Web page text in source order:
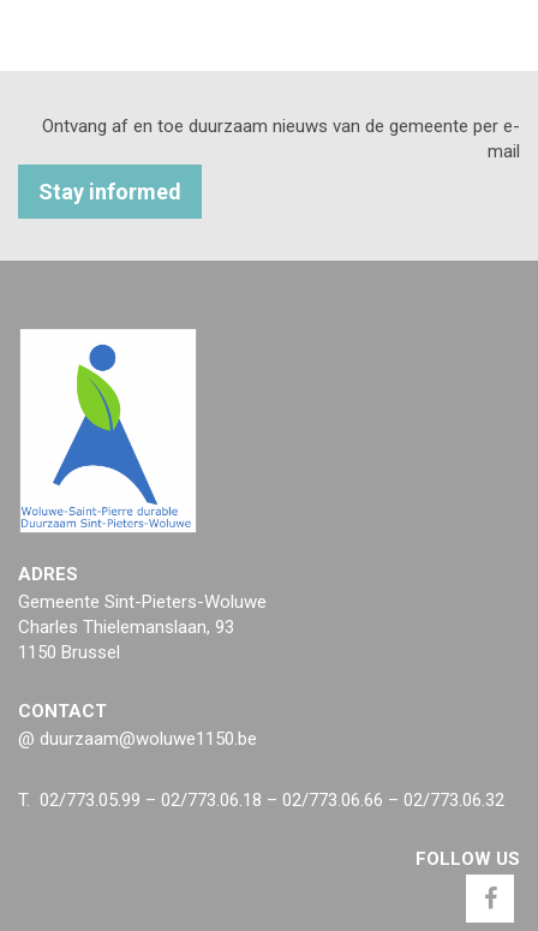
Ontvang af en toe duurzaam nieuws van de gemeente per e-
mail
Stay informed
ADRES
Gemeente Sint-Pieters-Woluwe
Charles Thielemanslaan, 93
1150 Brussel
CONTACT
@ duurzaam@woluwe1150.be
T. 02/773.05.99 – 02/773.06.18 – 02/773.06.66 – 02/773.06.32
FOLLOW US